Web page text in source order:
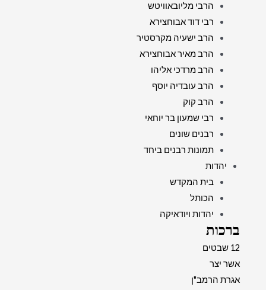
הרבי מליובאוויטש
רבי דוד אבוחצירא
הרב ישעיה מקרסטיר
הרב מאיר אבוחצירא
הרב מרדכי אליהו
הרב עובדיה יוסף
הרב קוק
רבי שמעון בר יוחאי
רבנים שונים
תמונות רבנים ביחד
יהדות
בית המקדש
הכותל
יהדות ויודאיקה
ברכות
12 שבטים
אשר יצר
אגרת הרמב"ן